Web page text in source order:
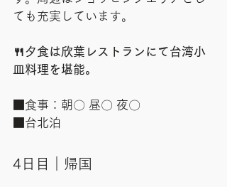
ても充実しています。
🍴夕食は欣葉レストランにて台湾小
皿料理を堪能。
■食事：朝〇 昼〇 夜〇
■台北泊
4日目｜帰国